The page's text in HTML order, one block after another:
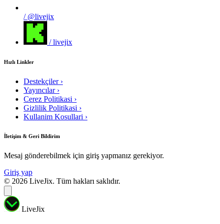
/ @livejix
/ livejix
Hızlı Linkler
Destekçiler ›
Yayıncılar ›
Cerez Politikasi ›
Gizlilik Politikasi ›
Kullanim Kosullari ›
İletişim & Geri Bildirim
Mesaj gönderebilmek için giriş yapmanız gerekiyor.
Giriş yap
© 2026 LiveJix. Tüm hakları saklıdır.
LiveJix